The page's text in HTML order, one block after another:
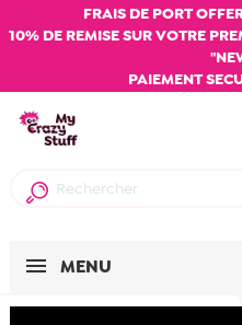
FRAIS DE PORT
10% DE REMISE SUR VOTRE
PAIEMENT
MENU